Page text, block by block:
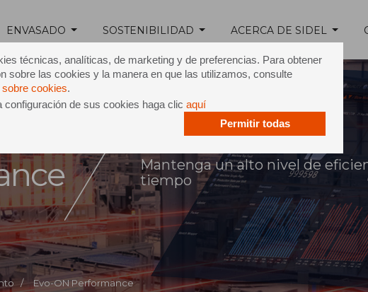
técnicas, analíticas, de marketing y de preferencias. Para obtener
sobre las cookies y la manera en que las utilizamos, consulte
sobre cookies.
configuración de sus cookies haga clic aquí
Permitir todas
ENVASADO SOSTENIBILIDAD ACERCA DE SIDEL
/ Evo-ON Performance
Mantenga un alto nivel de
tiempo